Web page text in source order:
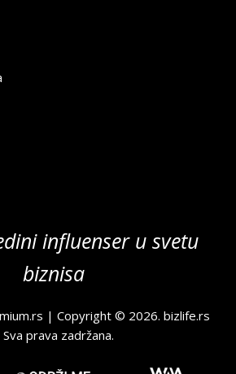
influenser u svetu
biznisa
| Copyright © 2026.bizlife.rs
prava zadržana.